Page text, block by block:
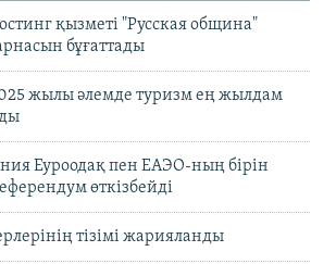
қызметі "Русская община"
бұғаттады
жылы әлемде туризм ең жылдам
Еуроодақ пен ЕАЭО-ның бірін
өткізбейді
тізімі жарияланды